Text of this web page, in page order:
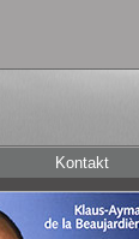
Kontakt